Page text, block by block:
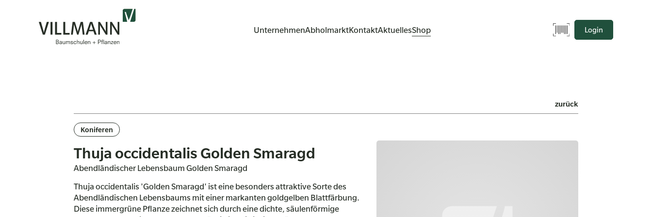
UnternehmenAbholmarktKontaktAktuellesShop Login
zurück
Koniferen
Thuja occidentalis Golden Smaragd
Abendländischer Lebensbaum Golden Smaragd
Thuja occidentalis 'Golden Smaragd' ist eine besonders attraktive Sorte des
Abendländischen Lebensbaums mit einer markanten goldgelben Blattfärbung.
Diese immergrüne Pflanze zeichnet sich durch eine dichte, säulenförmige